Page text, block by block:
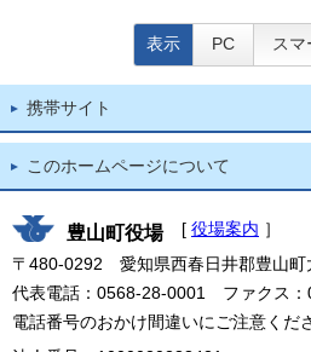
表示 PC スマ
携帯サイト
このホームページについて
豊山町役場 [ 役場案内 ］
〒480-0292 愛知県西春日井郡豊山町
代表電話：0568-28-0001 ファクス：
電話番号のおかけ間違いにご注意くだ